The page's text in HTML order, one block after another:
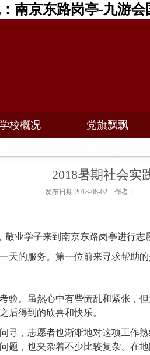
南京东路岗亭-九游会
校概况 党旗飘飘
2018暑期社会实
发布日期:2018-08-02 作者：
， 敬业学子来到南京东路岗亭进行志
天的服务。第一位前来寻求帮助
验。虽然心中有些慌乱和紧张，
后得到的欣喜和快乐。
寻， 志愿者也渐渐地对这项工作
题，也夹杂着不少比较复杂、在